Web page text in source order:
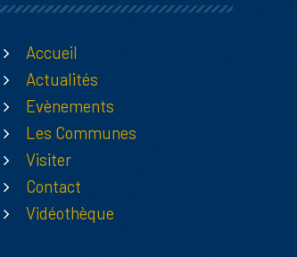
Accueil
Actualités
Evènements
Les Communes
Visiter
Contact
Vidéothèque